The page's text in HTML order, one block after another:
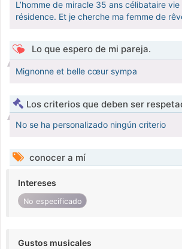
L’homme de miracle 35 ans célibataire vie
résidence. Et je cherche ma femme de
Lo que espero de mi pareja.
Mignonne et belle cœur sympa
Los criterios que deben ser
No se ha personalizado ningún criterio
conocer a mí
Intereses
No especificado
Gustos musicales